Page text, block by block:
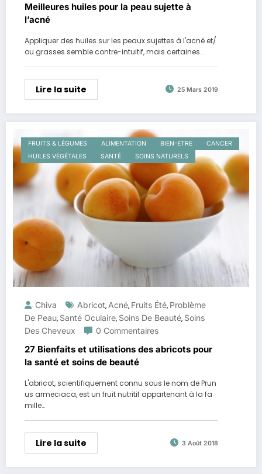
Meilleures huiles pour la peau sujette à
l’acné
Appliquer des huiles sur les peaux sujettes à l'acné et/
ou grasses semble contre-intuitif, mais certaines…
Lire la suite 25 Mars 2019
FRUITS & LÉGUMES ALIMENTATION BIEN-ETRE
CANCER
HUILES VÉGÉTALES
SANTÉ SOINS NATURELS
Chiva Abricot, Acné, Fruits Été, Problème
De Peau, Santé Oculaire, Soins De Beauté, Soins
Des Cheveux
0 Commentaires
27 Bienfaits et utilisations des abricots pour
la santé et soins de beauté
L'abricot, scientifiquement connu sous le nom de Prun
us armeciaca, est un fruit nutritif appartenant à la fa
mille…
Lire la suite 3 Août 2018